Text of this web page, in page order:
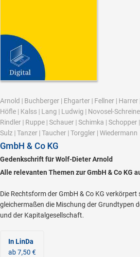
Arnold | Buchberger | Ehgarter | Fellner | Harrer
Höfle | Kalss | Lang | Ludwig | Novosel-
Rindler | Ruppe | Schauer | Schimka | Schopper |
Sulz | Tanzer | Taucher | Torggler | Wiedermann
GmbH & Co KG
Gedenkschrift für Wolf-Dieter Arnold
Alle relevanten Themen zur GmbH & Co KG
Die Rechtsform der GmbH & Co KG
gleichermaßen die Mischung der Grundtypen
und der Kapitalgesellschaft.
In LinDa
ab 7,50 €